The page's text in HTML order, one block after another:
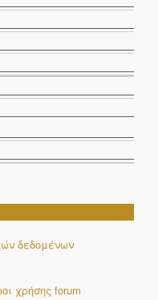
δεδομένων
χρήσης forum